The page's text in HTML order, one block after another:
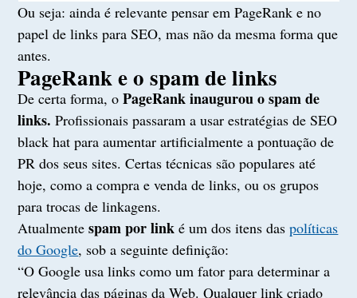
Ou seja: ainda é relevante pensar em PageRank e no
papel de links para SEO, mas não da mesma forma que
antes.
PageRank e o spam de links
De certa forma, oPageRank inaugurou o spam de
links.Profissionais passaram a usar estratégias de SEO
black hat para aumentar artificialmente a pontuação de
PR dos seus sites. Certas técnicas são populares até
hoje, como a compra e venda de links, ou os grupos
para trocas de linkagens.
Atualmentespam por linké um dos itens daspolíticas
do Google, sob a seguinte definição:
“O Google usa links como um fator para determinar a
relevância das páginas da Web. Qualquer link criado